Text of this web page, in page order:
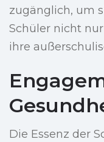
zugänglich, um
Schüler nicht
ihre
Die Essenz der